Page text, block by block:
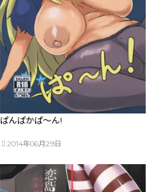
ぱんぱかぱ～ん!
2014年06月29日